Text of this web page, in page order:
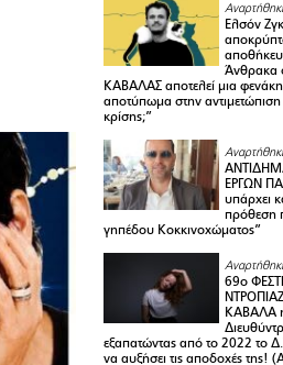
Ελσόν
Άνθρακα
ΚΑΒΑΛΑΣ αποτελεί μια
αποτύπωμα στην αντιμετώπιση
κρίσης;”
ΕΡΓΩΝ
υπάρχει
πρόθεση
γηπέδου Κοκκινοχώματος”
69ο
ΚΑΒΑΛΑ η
εξαπατώντας από το 2022 το
να αυξήσει τις αποδοχές της!